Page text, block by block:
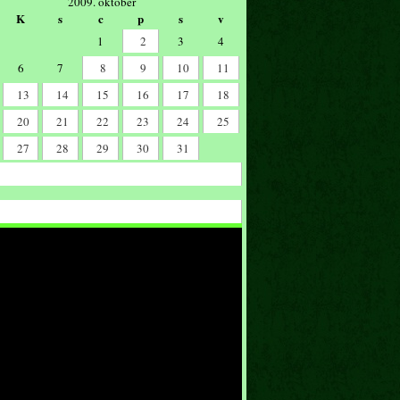
K s c p s v
1 2 3
4
6 7 8 9 10
11
13 14 15 16 17
18
20 21 22 23 24
25
27 28 29 30
31